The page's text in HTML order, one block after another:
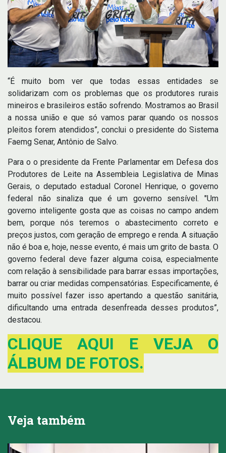
“É muito bom ver que todas essas entidades se
solidarizam com os problemas que os produtores rurais
mineiros e brasileiros estão sofrendo. Mostramos ao Brasil
a nossa união e que só vamos parar quando os nossos
pleitos forem atendidos”, conclui o presidente do Sistema
Faemg Senar, Antônio de Salvo.
Para o o presidente da Frente Parlamentar em Defesa dos
Produtores de Leite na Assembleia Legislativa de Minas
Gerais, o deputado estadual Coronel Henrique, o governo
federal não sinaliza que é um governo sensível. "Um
governo inteligente gosta que as coisas no campo andem
bem, porque nós teremos o abastecimento correto e
preços justos, com geração de emprego e renda. A situação
não é boa e, hoje, nesse evento, é mais um grito de basta. O
governo federal deve fazer alguma coisa, especialmente
com relação à sensibilidade para barrar essas importações,
barrar ou criar medidas compensatórias. Especificamente, é
muito possível fazer isso apertando a questão sanitária,
dificultando uma entrada desenfreada desses produtos”,
destacou.
CLIQUE AQUI E VEJA O
ÁLBUM DE FOTOS.
Veja também